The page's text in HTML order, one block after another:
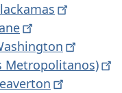
Metropolitanos)